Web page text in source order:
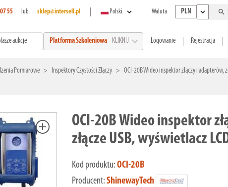
55 lub sklep@intersell.pl Polski expand_more Waluta PLN expand_more search
Nasze aukcje Platforma Szkoleniowa KLIKNIJ expand_more Logowanie Rejestracja
Pomiarowe Inspektory Czystości Złączy OCI-20B Wideo inspektor złączy i adapterów,
add
OCI-20B Wideo inspektor
złącze USB, wyświetlacz
Kod produktu: OCI-20B
Producent: ShinewayTech